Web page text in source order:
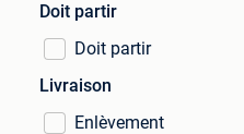
Doit partir
Doit partir
Livraison
Enlèvement